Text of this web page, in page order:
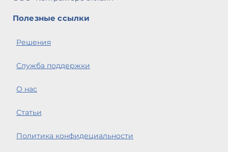
Полезные ссылки
Решения
Служба поддержки
О нас
Статьи
Политика конфидециальности